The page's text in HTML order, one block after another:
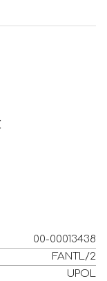
00-00013438
FANTL/2
UPOL